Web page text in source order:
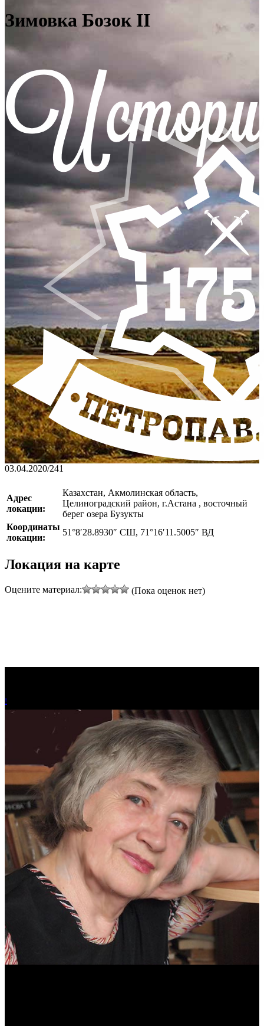
Зимовка Бозок ІІ
03.04.2020/241
Адрес
локации:
Казахстан, Акмолинская область,
Целиноградский район, г.Астана , восточный
берег озера Бузукты
Координаты
локации:
51°8′28.8930″ СШ, 71°16′11.5005″ ВД
Локация на карте
Оцените материал:
(Пока оценок нет)
!